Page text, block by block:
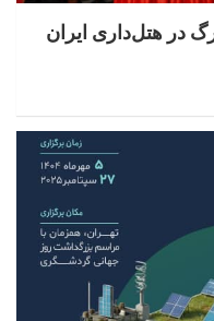
بزرگ در هتل‌داری ایران